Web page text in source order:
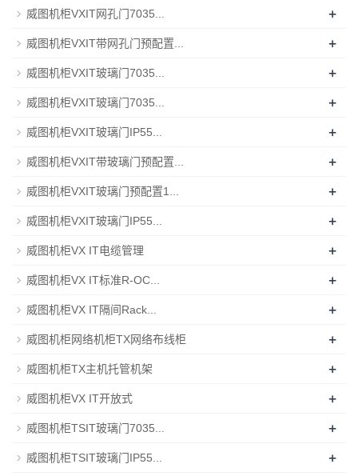
威图机柜VXIT网孔门7035... +
威图机柜VXIT带网孔门预配置... +
威图机柜VXIT玻璃门7035... +
威图机柜VXIT玻璃门7035... +
威图机柜VXIT玻璃门IP55... +
威图机柜VXIT带玻璃门预配置... +
威图机柜VXIT玻璃门预配置1... +
威图机柜VXIT玻璃门IP55... +
威图机柜VX IT电缆管理 +
威图机柜VX IT标准R-OC... +
威图机柜VX IT隔间Rack... +
威图机柜网络机柜TX网络布线柜 +
威图机柜TX主机托管机架 +
威图机柜VX IT开放式 +
威图机柜TSIT玻璃门7035... +
威图机柜TSIT玻璃门IP55... +